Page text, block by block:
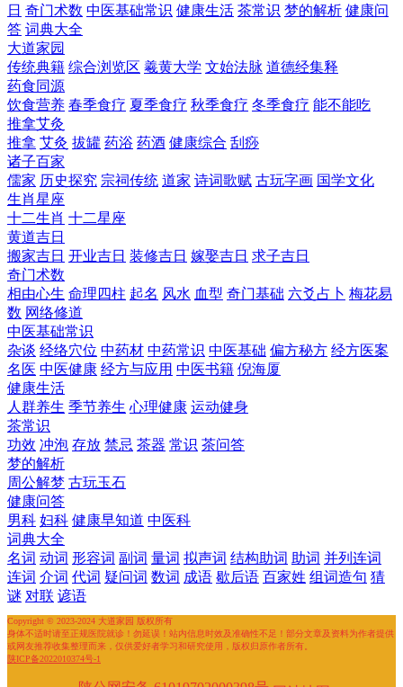
日 奇门术数 中医基础常识 健康生活 茶常识 梦的解析 健康问
答 词典大全
大道家园
传统典籍 综合浏览区 羲黄大学 文始法脉 道德经集释
药食同源
饮食营养 春季食疗 夏季食疗 秋季食疗 冬季食疗 能不能吃
推拿艾灸
推拿 艾灸 拔罐 药浴 药酒 健康综合 刮痧
诸子百家
儒家 历史探究 宗祠传统 道家 诗词歌赋 古玩字画 国学文化
生肖星座
十二生肖 十二星座
黄道吉日
搬家吉日 开业吉日 装修吉日 嫁娶吉日 求子吉日
奇门术数
相由心生 命理四柱 起名 风水 血型 奇门基础 六爻占卜 梅花易
数 网络修道
中医基础常识
杂谈 经络穴位 中药材 中药常识 中医基础 偏方秘方 经方医案
名医 中医健康 经方与应用 中医书籍 倪海厦
健康生活
人群养生 季节养生 心理健康 运动健身
茶常识
功效 冲泡 存放 禁忌 茶器 常识 茶问答
梦的解析
周公解梦 古玩玉石
健康问答
男科 妇科 健康早知道 中医科
词典大全
名词 动词 形容词 副词 量词 拟声词 结构助词 助词 并列连词
连词 介词 代词 疑问词 数词 成语 歇后语 百家姓 组词造句 猜
谜 对联 谚语
Copyright © 2023-2024 大道家园 版权所有
身体不适时请至正规医院就诊！勿延误！站内信息时效及准确性不足！部分文章及资料为作者提供
或网友推荐收集整理而来，仅供爱好者学习和研究使用，版权归原作者所有。
陕ICP备2022010374号-1